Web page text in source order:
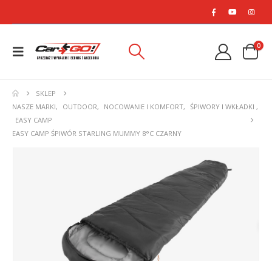
0
SKLEP
NASZE MARKI, OUTDOOR, NOCOWANIE I KOMFORT, ŚPIWORY I WKŁADKI ,
EASY CAMP
EASY CAMP ŚPIWÓR STARLING MUMMY 8°C CZARNY